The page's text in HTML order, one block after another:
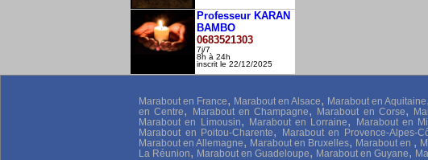
Professeur KARAN
BAMBO
0683521303
7j/7
8h à 24h
inscrit le 22/12/2025
Marabout en France, Marabout en Alsace, Marabout en Aquitaine,
en Centre, Marabout en Champagne, Marabout en Corse,
Marabout en Limousin, Marabout en Lorraine, Marabout en
Marabout en Poitou-Charente, Marabout en Provence-Alpes-
Marabout en Allemagne, Marabout en Bruxelles, Marabout en ,
La Réunion, Marabout en Guadeloupe, Marabout en Guyane,